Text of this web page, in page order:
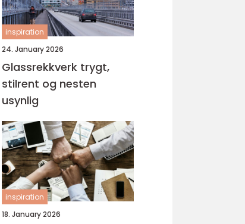
inspiration
24. January 2026
Glassrekkverk trygt,
stilrent og nesten
usynlig
inspiration
18. January 2026